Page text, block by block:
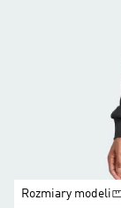
Rozmiary modeli